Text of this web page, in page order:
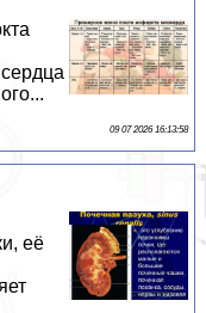
09 07 2026 16:13:58
её